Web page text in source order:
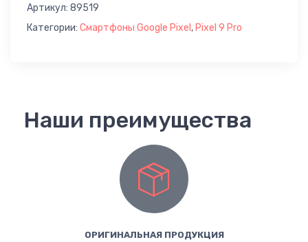
Артикул: 89519
Категории: Смартфоны Google Pixel , Pixel 9 Pro
Наши преимущества
ОРИГИНАЛЬНАЯ ПРОДУКЦИЯ